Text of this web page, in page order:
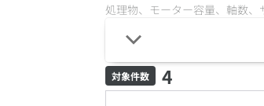
処理物、モーター容量、軸数
対象件数
4